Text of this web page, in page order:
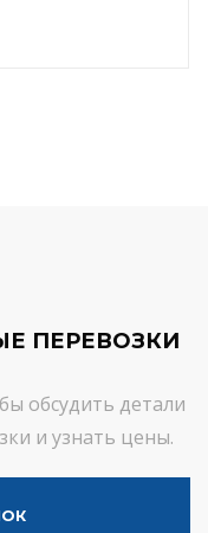
ПЕРЕВОЗКИ
обсудить детали
и узнать цены.